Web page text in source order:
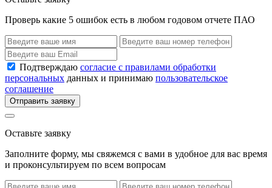
Проверь какие 5 ошибок есть в любом годовом отчете ПАО
Подтверждаю согласие с правилами обработки
персональных данных и принимаю пользовательское
соглашение
Отправить заявку
Оставьте заявку
Заполните форму, мы свяжемся с вами в удобное для вас время
и проконсультируем по всем вопросам